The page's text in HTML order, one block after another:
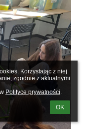
Korzystając z niej
zgodnie z aktualnymi
Polityce prywatności.
OK